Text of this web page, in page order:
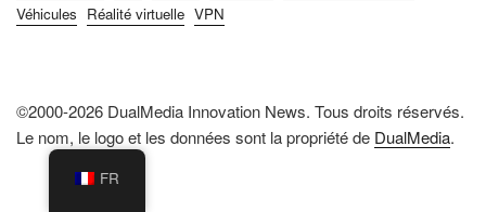
Véhicules Réalité virtuelle VPN
©2000-2026 DualMedia Innovation News. Tous droits réservés.
Le nom, le logo et les données sont la propriété de DualMedia.
FR